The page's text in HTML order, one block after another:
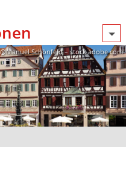
Schönfeld – stock.adobe.com